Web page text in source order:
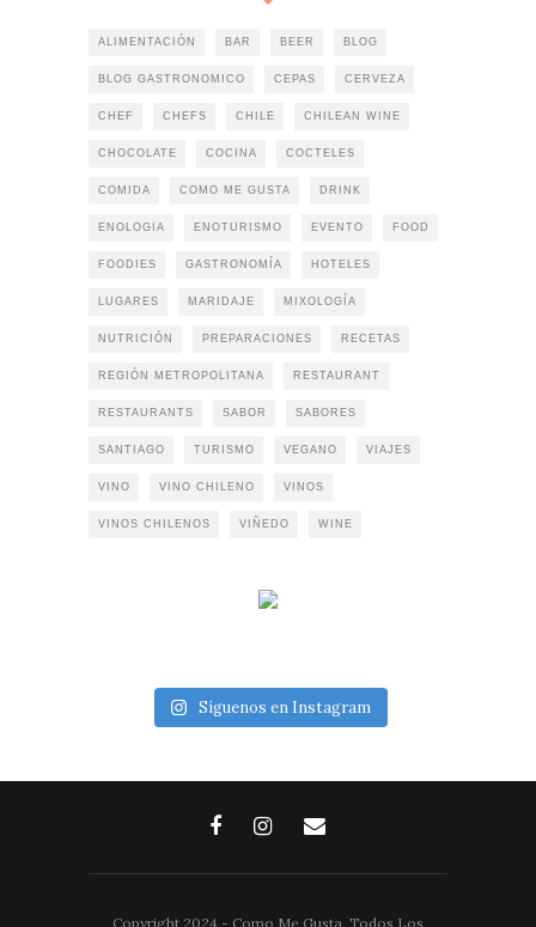
ALIMENTACIÓN BAR BEER BLOG
BLOG GASTRONOMICO CEPAS CERVEZA
CHEF CHEFS CHILE CHILEAN WINE
CHOCOLATE COCINA COCTELES
COMIDA COMO ME GUSTA DRINK
ENOLOGIA ENOTURISMO EVENTO FOOD
FOODIES GASTRONOMÍA HOTELES
LUGARES MARIDAJE MIXOLOGÍA
NUTRICIÓN PREPARACIONES RECETAS
REGIÓN METROPOLITANA RESTAURANT
RESTAURANTS SABOR SABORES
SANTIAGO TURISMO VEGANO VIAJES
VINO VINO CHILENO VINOS
VINOS CHILENOS VIÑEDO WINE
Síguenos en Instagram
Copyright 2024 - Como Me Gusta. Todos Los